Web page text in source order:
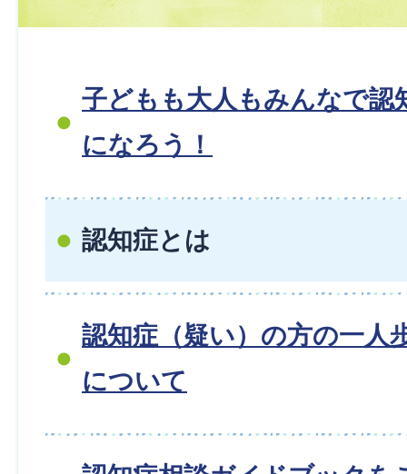
子どもも大人もみんなで認
になろう！
認知症とは
認知症（疑い）の方の一人
について